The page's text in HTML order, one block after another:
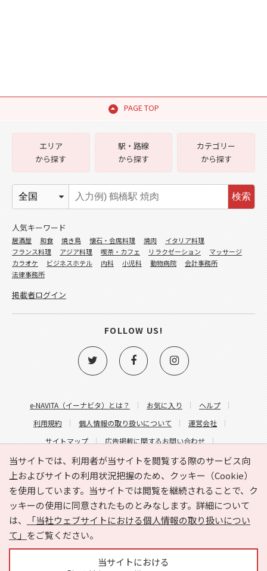
PAGE TOP
当サイトでは、利用者が当サイトを閲覧する際のサービス向
上およびサイトの利用状況把握のため、クッキー（Cookie）
を使用しています。当サイトでは閲覧を継続されることで、ク
ッキーの使用に同意されたものとみなします。詳細について
は、
「当社ウェブサイトにおける個人情報の取り扱いについ
て」 をご覧ください。
当サイトにおける
e-NAVITA（イーナビタ）とは？ お気に入り
ヘルプ
利用規約
個人情報の取り扱いについて
運営会社
サイトマップ
広告掲載に関するお問い合わせ
サイトの内容に関するお問い合わせ
エリア
から探す
駅・路線
から探す
カテゴリー
から探す
検索
人気キーワード
居酒屋 和食 焼き鳥 懐石・会席料理 焼肉
イタリア料理
フランス料理
アジア料理 喫茶・カフェ リラクゼーション
マッサージ
カラオケ
ビジネスホテル 内科 小児科 動物病院
会計事務所
法律事務所
掲載者ログイン
FOLLOW US!
Copyright © HYOJITO.Co.,Ltd. All Rights Reserved.